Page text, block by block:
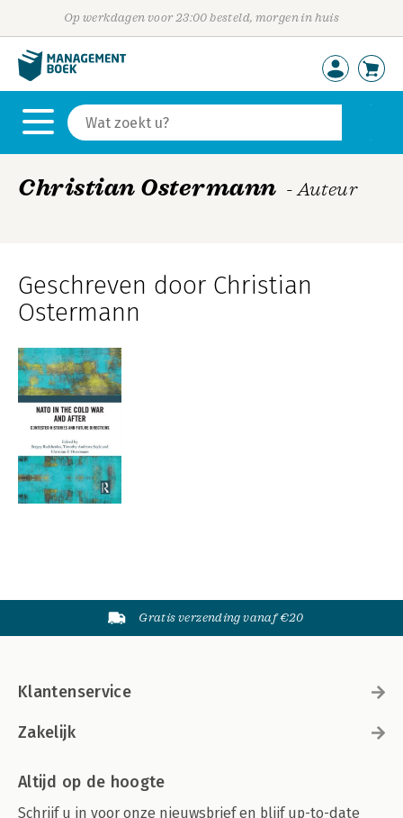
Op werkdagen voor 23:00 besteld, morgen in huis
Christian Ostermann - Auteur
Geschreven door Christian
Ostermann
Gratis verzending vanaf €20
Klantenservice
Zakelijk
Altijd op de hoogte
Schrijf u in voor onze nieuwsbrief en blijf up-to-date